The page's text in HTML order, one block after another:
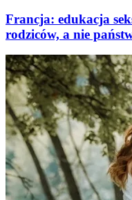
Francja: edukacja
rodziców, a nie